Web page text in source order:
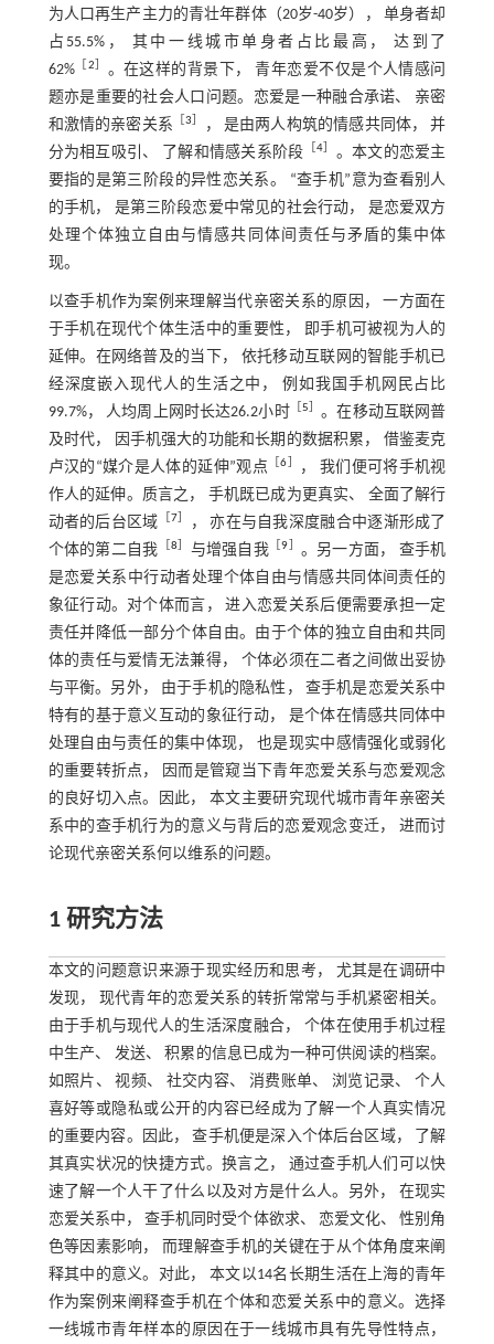
为人口再生产主力的青壮年群体（20岁-40岁）， 单身者却
占55.5%， 其中一线城市单身者占比最高， 达到了
62%
2
。在这样的背景下， 青年恋爱不仅是个人情感问
题亦是重要的社会人口问题。恋爱是一种融合承诺、 亲密
和激情的亲密关系 ［3
， 是由两人构筑的情感共同体， 并
分为相互吸引、 了解和情感关系阶段 ［4
。本文的恋爱主
要指的是第三阶段的异性恋关系。 “查手机”意为查看别人
的手机， 是第三阶段恋爱中常见的社会行动， 是恋爱双方
处理个体独立自由与情感共同体间责任与矛盾的集中体
现。
以查手机作为案例来理解当代亲密关系的原因， 一方面在
于手机在现代个体生活中的重要性， 即手机可被视为人的
延伸。在网络普及的当下， 依托移动互联网的智能手机已
经深度嵌入现代人的生活之中， 例如我国手机网民占比
99.7%， 人均周上网时长达26.2小时［ 5
。在移动互联网普
及时代， 因手机强大的功能和长期的数据积累， 借鉴麦克
卢汉的“媒介是人体的延伸”观点 ［6
， 我们便可将手机视
作人的延伸。质言之， 手机既已成为更真实、 全面了解行
动者的后台区域 ［7
， 亦在与自我深度融合中逐渐形成了
个体的第二自我
8 与增强自我［9
。另一方面， 查手机
是恋爱关系中行动者处理个体自由与情感共同体间责任的
象征行动。对个体而言， 进入恋爱关系后便需要承担一定
责任并降低一部分个体自由。由于个体的独立自由和共同
体的责任与爱情无法兼得， 个体必须在二者之间做出妥协
与平衡。另外， 由于手机的隐私性， 查手机是恋爱关系中
特有的基于意义互动的象征行动， 是个体在情感共同体中
处理自由与责任的集中体现， 也是现实中感情强化或弱化
的重要转折点， 因而是管窥当下青年恋爱关系与恋爱观念
的良好切入点。因此， 本文主要研究现代城市青年亲密关
系中的查手机行为的意义与背后的恋爱观念变迁， 进而讨
论现代亲密关系何以维系的问题。
1 研究方法
本文的问题意识来源于现实经历和思考， 尤其是在调研中
发现， 现代青年的恋爱关系的转折常常与手机紧密相关。
由于手机与现代人的生活深度融合， 个体在使用手机过程
中生产、 发送、 积累的信息已成为一种可供阅读的档案。
如照片、 视频、 社交内容、 消费账单、 浏览记录、 个人
喜好等或隐私或公开的内容已经成为了解一个人真实情况
的重要内容。因此， 查手机便是深入个体后台区域， 了解
其真实状况的快捷方式。换言之， 通过查手机人们可以快
速了解一个人干了什么以及对方是什么人。另外， 在现实
恋爱关系中， 查手机同时受个体欲求、 恋爱文化、 性别角
色等因素影响， 而理解查手机的关键在于从个体角度来阐
释其中的意义。对此， 本文以14名长期生活在上海的青年
作为案例来阐释查手机在个体和恋爱关系中的意义。选择
一线城市青年样本的原因在于一线城市具有先导性特点，